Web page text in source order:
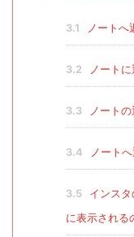
3.1 ノートへ
3.2 ノート
3.3 ノート
3.4 ノート
3.5
インス
に表示される